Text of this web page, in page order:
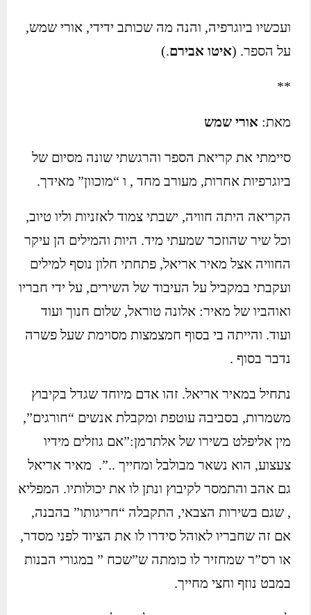
ועכשיו ביוגרפיה, והנה מה שכותב ידידי, אורי שמש,
על הספר. (איטו אבירם.)
**
מאת: אורי שמש
סיימתי את קריאת הספר והרגשתי שונה מסיום של
ביוגרפיות אחרות, מעורב מחד , ו “מוכוון” מאידך.
הקריאה היתה חוויה, ישבתי צמוד לאזניות וליו טיוב,
וכל שיר שהוזכר שמעתי מיד. היות והמילים הן עיקר
החוויה אצל מאיר אריאל, פתחתי חלון נוסף למילים
ועקבתי במקביל על העיבוד של השירים, על ידי חבריו
ואוהביו של מאיר: אלונה טוראל, שלום חנוך ועוד
ועוד. והייתה בי בסוף חמצמצות מסוימת שעל פשרה
נדבר בסוף .
נתחיל במאיר אריאל. זהו אדם מיוחד שגדל בקיבוץ
משמרות, בסביבה עוטפת ומקבלת אנשים “חורגים”,
מין אליפלט בשירו של אלתרמן:”אם גוזלים מידיו
צעצוע, הוא נשאר מבולבל ומחייך ..”. מאיר אריאל
גם אהב והתמסר לקיבוץ ונתן לו את יכולותיו. המפליא
, שגם בשירות הצבאי, התקבלה “חריגותו” בהבנה,
אם זה שחבריו לאוהל סידרו לו את הציוד לפני מסדר,
או רס”ר שמחזיר לו כומתה ש”שכח ” במגורי הבנות
במבט נוזף וחצי מחייך.